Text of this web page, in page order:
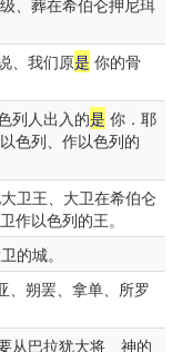
、葬在希伯仑押尼珥
、我们原是 你的骨
列人出入的是 你．耶
色列、作以色列的
卫王、大卫在希伯仑
作以色列的王。
的城。
、朔罢、拿单、所罗
从巴拉犹大将 神的